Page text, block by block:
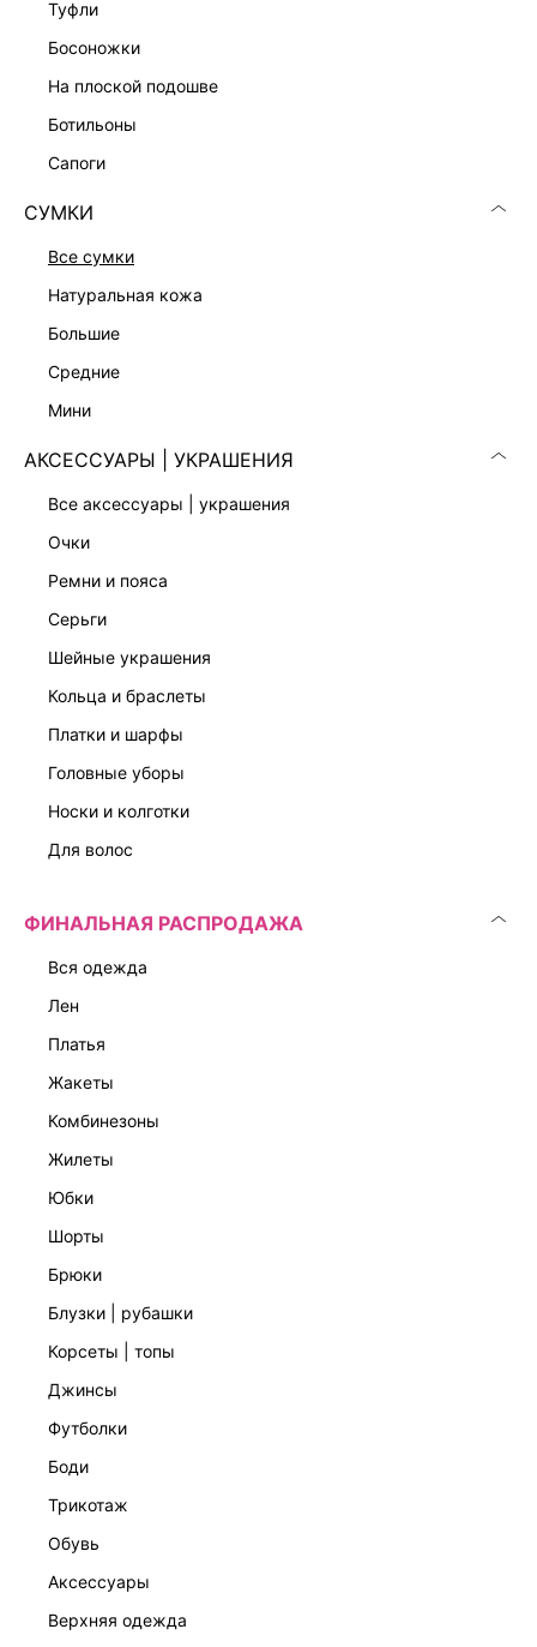
туфли
босоножки
на плоской подошве
ботильоны
сапоги
СУМКИ
все сумки
натуральная кожа
большие
средние
мини
АКСЕССУАРЫ | УКРАШЕНИЯ
все аксессуары | украшения
очки
ремни и пояса
серьги
шейные украшения
кольца и браслеты
платки и шарфы
головные уборы
носки и колготки
для волос
ФИНАЛЬНАЯ РАСПРОДАЖА
вся одежда
лен
платья
жакеты
комбинезоны
жилеты
юбки
шорты
брюки
блузки | рубашки
корсеты | топы
джинсы
футболки
боди
трикотаж
обувь
аксессуары
верхняя одежда
ПЛЕТЕНАЯ СУМКА
СУМКА ИЗ НАТУРАЛЬНОЙ ЗАМШИ
22 999 ₽-43%12 999 ₽
СУМКА ИЗ САТИНА
4 999 ₽
СУМКА ИЗ РАФИИ
6 599 ₽-61%